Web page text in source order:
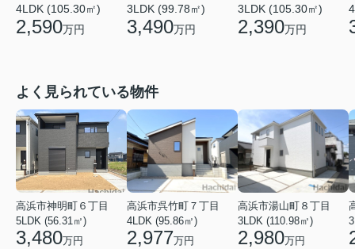
4LDK (105.30㎡)
2,590万円
3LDK (99.78㎡)
3,490万円
3LDK (105.30㎡)
2,390万円
よく見られている物件
高浜市神明町６丁目
5LDK (56.31㎡)
3,480万円
高浜市呉竹町７丁目
4LDK (95.86㎡)
2,977万円
高浜市湯山町８丁目
3LDK (110.98㎡)
2,980万円